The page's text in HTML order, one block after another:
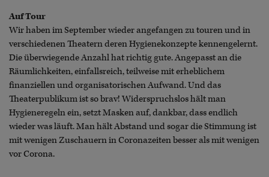
Auf Tour
Wir haben im September wieder angefangen zu touren und in
verschiedenen Theatern deren Hygienekonzepte kennengelernt.
Die überwiegende Anzahl hat richtig gute. Angepasst an die
Räumlichkeiten, einfallsreich, teilweise mit erheblichem
finanziellen und organisatorischen Aufwand. Und das
Theaterpublikum ist so brav! Widerspruchslos hält man
Hygieneregeln ein, setzt Masken auf, dankbar, dass endlich
wieder was läuft. Man hält Abstand und sogar die Stimmung ist
mit wenigen Zuschauern in Coronazeiten besser als mit wenigen
vor Corona.